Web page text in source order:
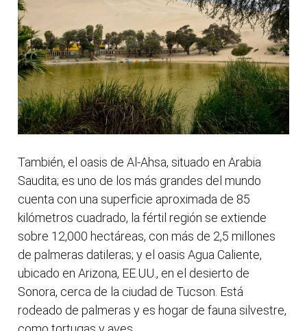
También, el oasis de Al-Ahsa, situado en Arabia
Saudita; es uno de los más grandes del mundo
cuenta con una superficie aproximada de 85
kilómetros cuadrado, la fértil región se extiende
sobre 12,000 hectáreas, con más de 2,5 millones
de palmeras datileras; y el oasis Agua Caliente,
ubicado en Arizona, EE.UU., en el desierto de
Sonora, cerca de la ciudad de Tucson. Está
rodeado de palmeras y es hogar de fauna silvestre,